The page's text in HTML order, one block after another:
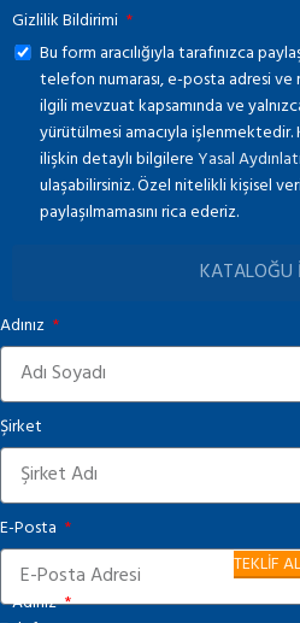
Gizlilik Bildirimi
Bu form aracılığıyla tarafınızca
telefon numarası, e-posta adresi
ilgili mevzuat kapsamında ve
yürütülmesi amacıyla işlenmektedir.
ilişkin detaylı bilgilereYasal
ulaşabilirsiniz. Özel nitelikli kişisel
paylaşılmamasını rica ederiz.
KATALOĞU
Adınız
Şirket
E-Posta
TEKLİF
Adınız